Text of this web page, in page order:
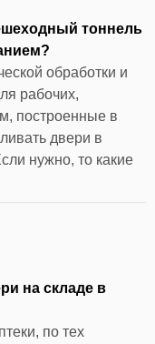
тоннель
обработки и
рабочих,
построенные в
двери в
нужно, то какие
на складе в
по тех